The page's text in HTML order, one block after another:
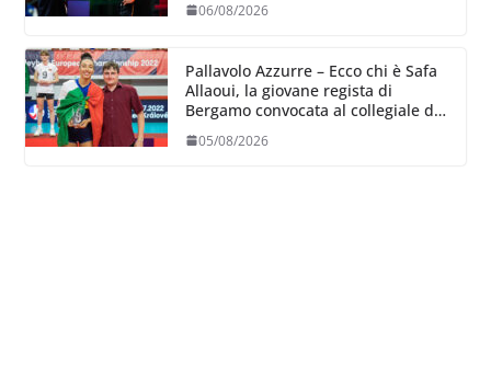
06/08/2026
Pallavolo Azzurre – Ecco chi è Safa
Allaoui, la giovane regista di
Bergamo convocata al collegiale di
Cavalese
05/08/2026